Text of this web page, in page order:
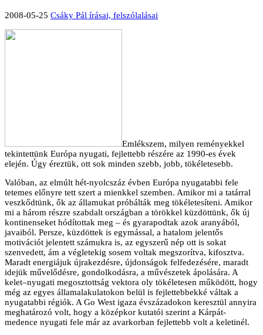
2008-05-25 Csáky Pál írásai, felszólalásai
Emlékszem, milyen reményekkel
tekintettünk Európa nyugati, fejlettebb részére az 1990-es évek
elején. Úgy éreztük, ott sok minden szebb, jobb, tökéletesebb.
Valóban, az elmúlt hét-nyolcszáz évben Európa nyugatabbi fele
tetemes előnyre tett szert a mienkkel szemben. Amikor mi a tatárral
veszkődtünk, ők az államukat próbálták meg tökéletesíteni. Amikor
mi a három részre szabdalt országban a törökkel küzdöttünk, ők új
kontinenseket hódítottak meg – és gyarapodtak azok aranyából,
javaiból. Persze, küzdöttek is egymással, a hatalom jelentős
motivációt jelentett számukra is, az egyszerű nép ott is sokat
szenvedett, ám a végletekig sosem voltak megszorítva, kifosztva.
Maradt energiájuk újrakezdésre, újdonságok felfedezésére, maradt
idejük művelődésre, gondolkodásra, a művészetek ápolására. A
kelet–nyugati megosztottság vektora oly tökéletesen működött, hogy
még az egyes államalakulatokon belül is fejlettebbekké váltak a
nyugatabbi régiók. A Go West igaza évszázadokon keresztül annyira
meghatározó volt, hogy a középkor kutatói szerint a Kárpát-
medence nyugati fele már az avarkorban fejlettebb volt a keletinél.